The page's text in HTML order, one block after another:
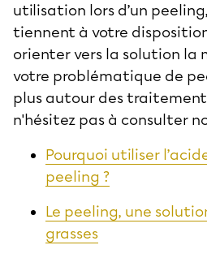
utilisation lors d’un
tiennent à votre
orienter vers la solution la
votre problématique de
plus autour des
n'hésitez pas à consulter
Pourquoi utiliser
peeling ?
Le peeling, une
grasses